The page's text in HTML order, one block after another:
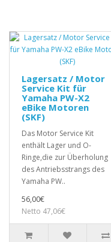
Lagersatz / Motor
Service Kit für
Yamaha PW-X2
eBike Motoren
(SKF)
Das Motor Service Kit
enthält Lager und O-
Ringe,die zur Überholung
des Antriebsstrangs des
Yamaha PW..
56,00€
Netto 47,06€